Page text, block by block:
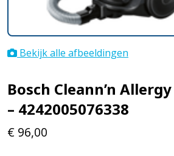
Bekijk alle afbeeldingen
Bosch Cleann’n Allergy
– 4242005076338
€ 96,00